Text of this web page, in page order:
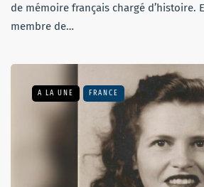
de mémoire français chargé d’histoire.
membre de…
A LA UNE FRANCE